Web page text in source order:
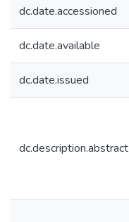
dc.date.accessioned
dc.date.available
dc.date.issued
dc.description.abstract